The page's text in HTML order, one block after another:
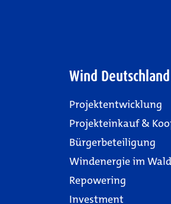
Wind Deutschland
Projektentwicklung
Projekteinkauf &
Bürgerbeteiligung
Windenergie im Wald
Repowering
Investment